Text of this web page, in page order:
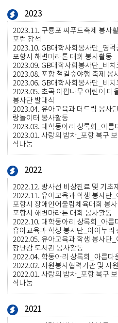
2023
2023.11. 구룡포 씨푸드축제 봉사
포럼 참석
2023.10. GB대학사회봉사단_영
포항시 해변마라톤 대회 봉사활동
2023.09. GB대학사회봉사단_비치
2023.08. 포항 철길숲야행 축제 봉
2023.06. GB대학사회봉사단_비치
2023.05. 초곡 이팝나무 어린이 마
봉사단 발대식
2023.04. 유아교육과 더드림 봉사
랑놀이터 봉사활동
2023.03. 대학동아리 상록회_아름
2023.01. 사랑의 밥차_포항 북구
식나눔
2022
2022.12. 방사선 비상진료 및 기초
2022.11. 유아교육과 학생 봉사단
포항시 장애인어울림체육대회 봉
포항시 해변마라톤 대회 봉사활동
2022.10. 대학동아리 상록회_아름
유아교육과 학생 봉사단_아이누리
2022.05. 유아교육과 학생 봉사단
장난감 도서관 봉사활동
2022.04. 학동아리 상록회_아름다
2022.02. 자원봉사협력기관 및 자
2022.01. 사랑의 밥차_포항 북구
식나눔
2021